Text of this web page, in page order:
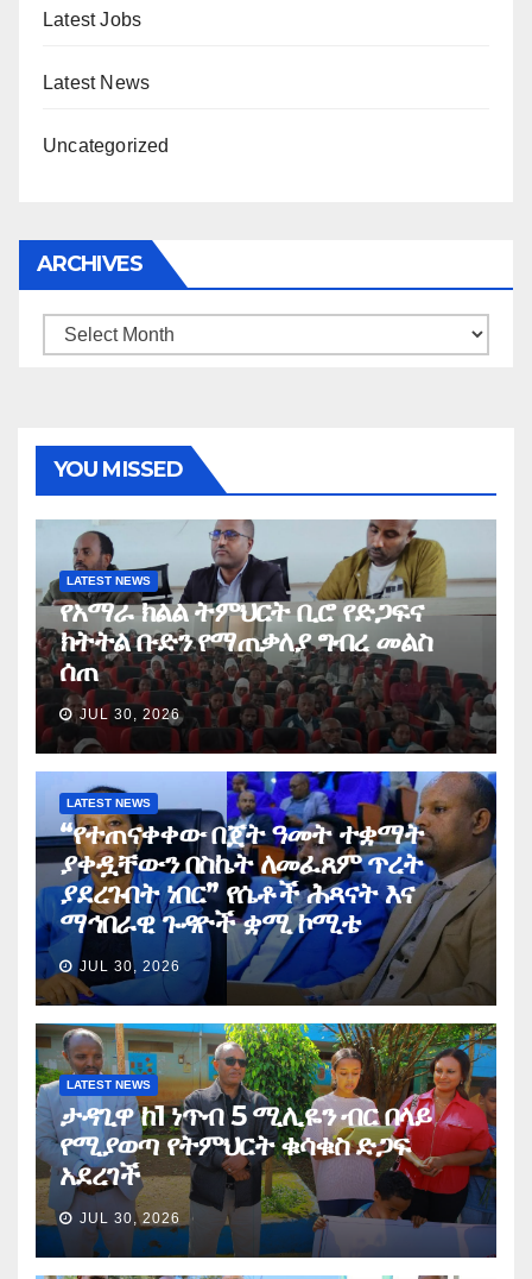
Latest Jobs
Latest News
Uncategorized
ARCHIVES
Archives
YOU MISSED
LATEST NEWS
የአማራ ክልል ትምህርት ቢሮ የድጋፍና
ክትትል ቡድን የማጠቃለያ ግብረ መልስ
ሰጠ
JUL 30, 2026
LATEST NEWS
“የተጠናቀቀው በጀት ዓመት ተቋማት
ያቀዷቸውን በስኬት ለመፈጸም ጥረት
ያደረጉበት ነበር” የሴቶች ሕጻናት እና
ማኅበራዊ ጉዳዮች ቋሚ ኮሚቴ
JUL 30, 2026
LATEST NEWS
ታዳጊዋ ከ1 ነጥብ 5 ሚሊዬን ብር በላይ
የሚያወጣ የትምህርት ቁሳቁስ ድጋፍ
አደረገች
JUL 30, 2026